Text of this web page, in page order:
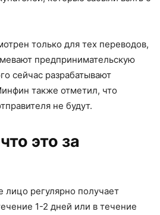
только для тех переводов,
предпринимательскую
сейчас разрабатывают
также отметил, что
не будут.
это за
лицо регулярно получает
1-2 дней или в течение